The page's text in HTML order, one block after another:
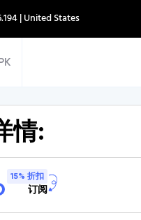
| United States
情:
15% 折扣
订阅